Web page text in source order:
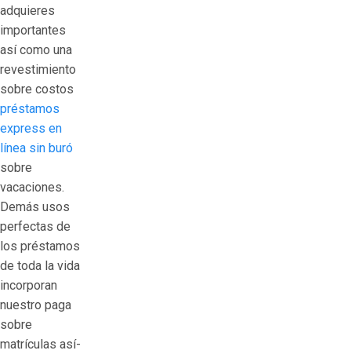
adquieres
importantes
así­ como una
revestimiento
sobre costos
préstamos
express en
línea sin buró
sobre
vacaciones.
Demás usos
perfectas de
los préstamos
de toda la vida
incorporan
nuestro paga
sobre
matrículas así­